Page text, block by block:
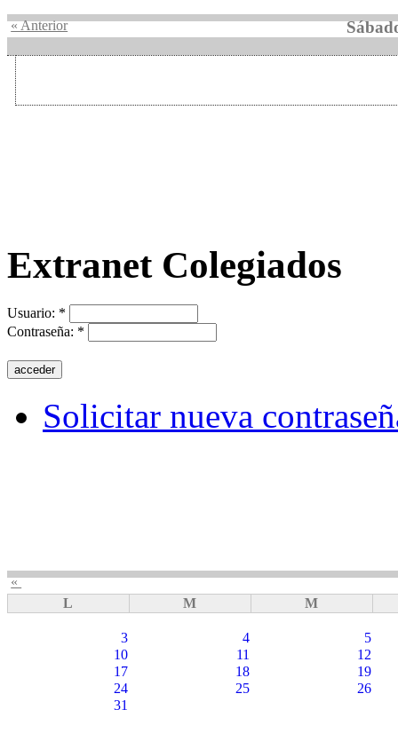
« Anterior
Extranet Colegiados
Usuario: *
Contraseña: *
Solicitar nueva
«
L
M M
3 4
5
10
11
12
17
18
19
24
25
26
31